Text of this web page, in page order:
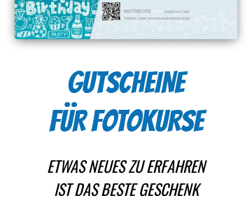
GUTSCHEINE
FÜR FOTOKURSE
ETWAS NEUES ZU ERFAHREN
IST DAS BESTE GESCHENK